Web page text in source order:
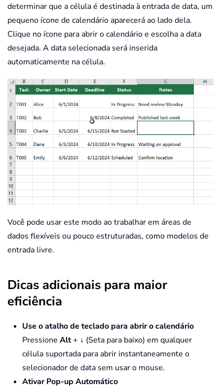
determinar que a célula é destinada à entrada de data, um
pequeno ícone de calendário aparecerá ao lado dela.
Clique no ícone para abrir o calendário e escolha a data
desejada. A data selecionada será inserida
automaticamente na célula.
Você pode usar este modo ao trabalhar em áreas de
dados flexíveis ou pouco estruturadas, como modelos de
entrada livre.
Dicas adicionais para maior
eficiência
Use o atalho de teclado para abrir o calendário
Pressione Alt+ ↓ (Seta para baixo) em qualquer
célula suportada para abrir instantaneamente o
selecionador de data sem usar o mouse.
Ativar Pop-up Automático